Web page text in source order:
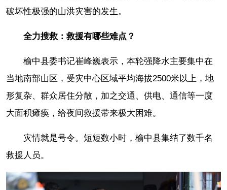
破坏性极强的山洪灾害的发生。
全力搜救：救援有哪些难点？
榆中县委书记崔峰巍表示，本轮强降水主要集中在
当地南部山区，受灾中心区域平均海拔2500米以上，地
形复杂、群众居住分散，加之交通、供电、通信等一度
大面积瘫痪，给夜间救援带来极大困难。
灾情就是号令。短短数小时，榆中县集结了数千名
救援人员。